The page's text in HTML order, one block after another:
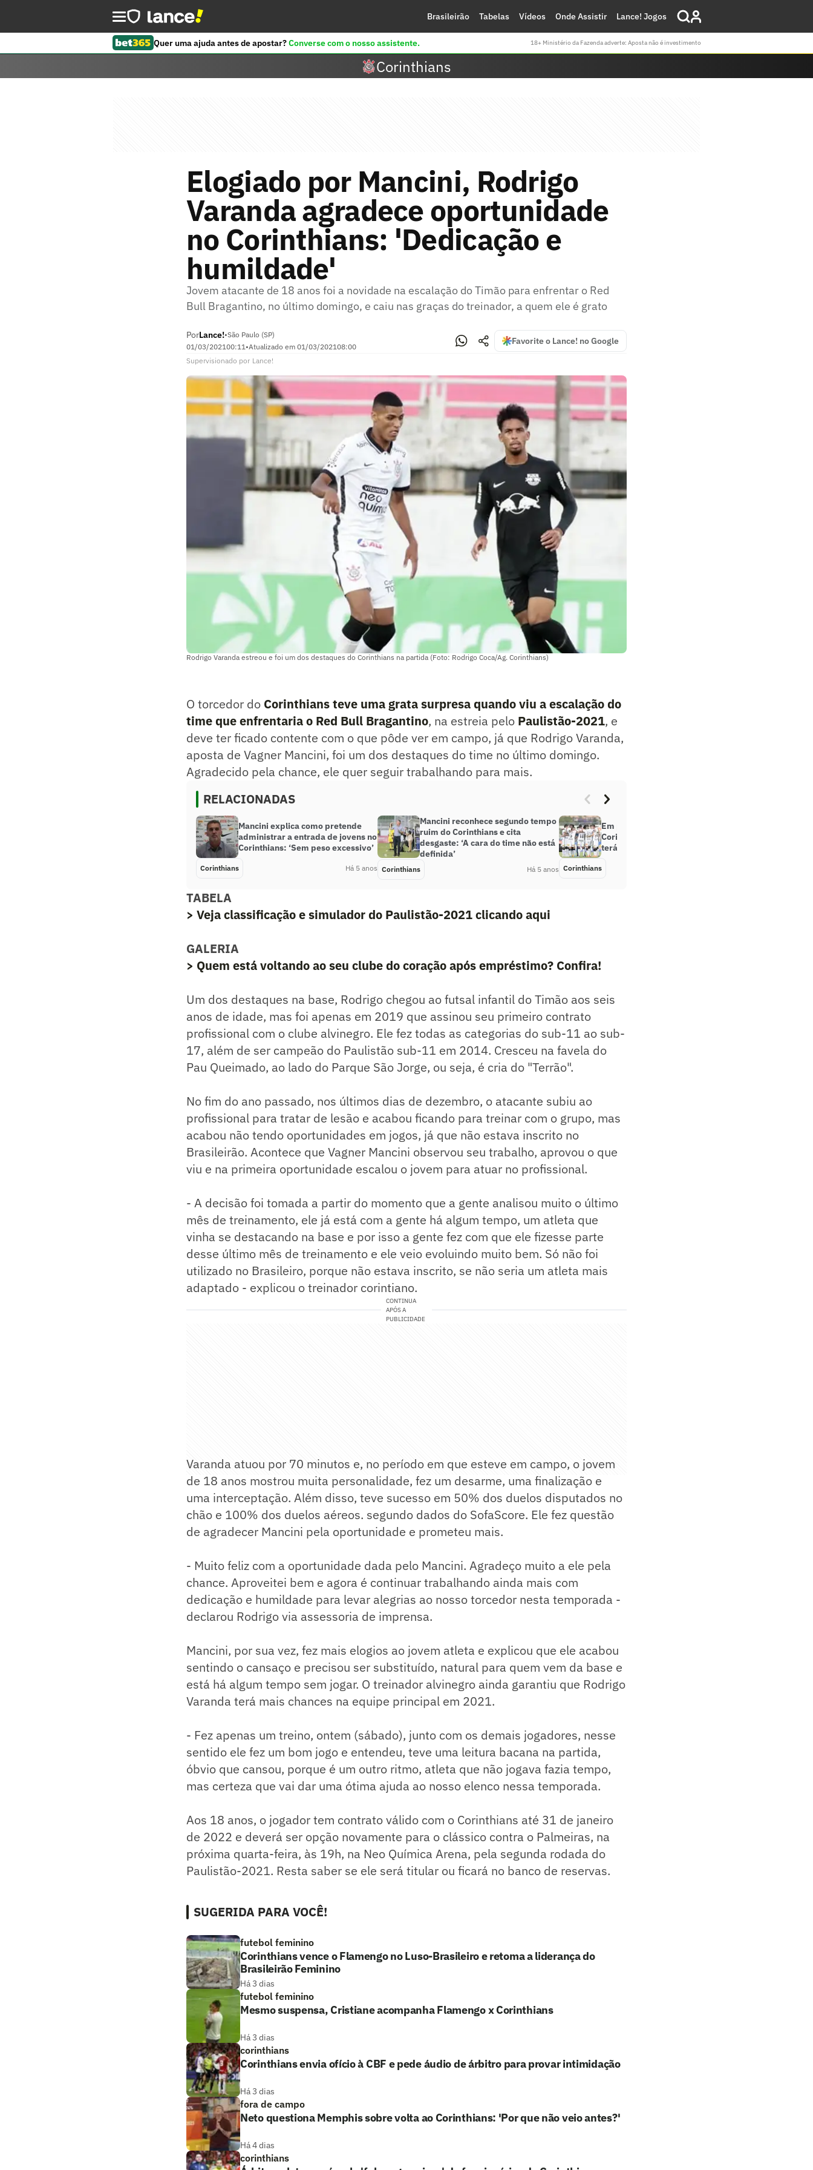
Brasileirão Tabelas Vídeos Onde Assistir Lance! Jogos
Quer uma ajuda antes de apostar?Converse com o nosso assistente. 18+ Ministério da Fazenda adverte: Aposta não é investimento
Corinthians
Elogiado por Mancini, Rodrigo
Varanda agradece oportunidade
no Corinthians: 'Dedicação e
humildade'
Jovem atacante de 18 anos foi a novidade na escalação do Timão para enfrentar o Red
Bull Bragantino, no último domingo, e caiu nas graças do treinador, a quem ele é grato
PorLance!•São Paulo (SP)
01/03/202100:11•Atualizado em 01/03/202108:00
Favorite o Lance! no Google
Supervisionado por Lance!
Rodrigo Varanda estreou e foi um dos destaques do Corinthians na partida (Foto: Rodrigo Coca/Ag. Corinthians)
O torcedor do Corinthians teve uma grata surpresa quando viu a escalação do
time que enfrentaria o Red Bull Bragantino, na estreia pelo Paulistão-2021, e
deve ter ficado contente com o que pôde ver em campo, já que Rodrigo Varanda,
aposta de Vagner Mancini, foi um dos destaques do time no último domingo.
Agradecido pela chance, ele quer seguir trabalhando para mais.
RELACIONADAS
Mancini explica como pretende
administrar a entrada de jovens no
Corinthians: ‘Sem peso excessivo’
Corinthians Há 5 anos
Mancini reconhece segundo tempo
ruim do Corinthians e cita
desgaste: ‘A cara do time não está
definida’
Corinthians Há 5 anos
Em primeiro teste pesado,
Corinthians dá a impressão que
terá dificuldade no Paulistão
Corinthians
TABELA
> Veja classificação e simulador do Paulistão-2021 clicando aqui
GALERIA
> Quem está voltando ao seu clube do coração após empréstimo? Confira!
Um dos destaques na base, Rodrigo chegou ao futsal infantil do Timão aos seis
anos de idade, mas foi apenas em 2019 que assinou seu primeiro contrato
profissional com o clube alvinegro. Ele fez todas as categorias do sub-11 ao sub-
17, além de ser campeão do Paulistão sub-11 em 2014. Cresceu na favela do
Pau Queimado, ao lado do Parque São Jorge, ou seja, é cria do "Terrão".
No fim do ano passado, nos últimos dias de dezembro, o atacante subiu ao
profissional para tratar de lesão e acabou ficando para treinar com o grupo, mas
acabou não tendo oportunidades em jogos, já que não estava inscrito no
Brasileirão. Acontece que Vagner Mancini observou seu trabalho, aprovou o que
viu e na primeira oportunidade escalou o jovem para atuar no profissional.
- A decisão foi tomada a partir do momento que a gente analisou muito o último
mês de treinamento, ele já está com a gente há algum tempo, um atleta que
vinha se destacando na base e por isso a gente fez com que ele fizesse parte
desse último mês de treinamento e ele veio evoluindo muito bem. Só não foi
utilizado no Brasileiro, porque não estava inscrito, se não seria um atleta mais
adaptado - explicou o treinador corintiano.
CONTINUA
APÓS A
PUBLICIDADE
Varanda atuou por 70 minutos e, no período em que esteve em campo, o jovem
de 18 anos mostrou muita personalidade, fez um desarme, uma finalização e
uma interceptação. Além disso, teve sucesso em 50% dos duelos disputados no
chão e 100% dos duelos aéreos. segundo dados do SofaScore. Ele fez questão
de agradecer Mancini pela oportunidade e prometeu mais.
- Muito feliz com a oportunidade dada pelo Mancini. Agradeço muito a ele pela
chance. Aproveitei bem e agora é continuar trabalhando ainda mais com
dedicação e humildade para levar alegrias ao nosso torcedor nesta temporada -
declarou Rodrigo via assessoria de imprensa.
Mancini, por sua vez, fez mais elogios ao jovem atleta e explicou que ele acabou
sentindo o cansaço e precisou ser substituído, natural para quem vem da base e
está há algum tempo sem jogar. O treinador alvinegro ainda garantiu que Rodrigo
Varanda terá mais chances na equipe principal em 2021.
- Fez apenas um treino, ontem (sábado), junto com os demais jogadores, nesse
sentido ele fez um bom jogo e entendeu, teve uma leitura bacana na partida,
óbvio que cansou, porque é um outro ritmo, atleta que não jogava fazia tempo,
mas certeza que vai dar uma ótima ajuda ao nosso elenco nessa temporada.
Aos 18 anos, o jogador tem contrato válido com o Corinthians até 31 de janeiro
de 2022 e deverá ser opção novamente para o clássico contra o Palmeiras, na
próxima quarta-feira, às 19h, na Neo Química Arena, pela segunda rodada do
Paulistão-2021. Resta saber se ele será titular ou ficará no banco de reservas.
SUGERIDA PARA VOCÊ!
futebol feminino
Corinthians vence o Flamengo no Luso-Brasileiro e retoma a liderança do
Brasileirão Feminino
Há 3 dias
futebol feminino
Mesmo suspensa, Cristiane acompanha Flamengo x Corinthians
Há 3 dias
corinthians
Corinthians envia ofício à CBF e pede áudio de árbitro para provar intimidação
Há 3 dias
fora de campo
Neto questiona Memphis sobre volta ao Corinthians: 'Por que não veio antes?'
Há 4 dias
corinthians